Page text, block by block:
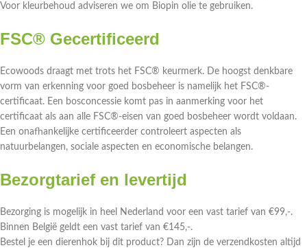
Voor kleurbehoud adviseren we om Biopin olie te gebruiken.
FSC® Gecertificeerd
Ecowoods draagt met trots het FSC® keurmerk. De hoogst denkbare
vorm van erkenning voor goed bosbeheer is namelijk het FSC®-
certificaat. Een bosconcessie komt pas in aanmerking voor het
certificaat als aan alle FSC®-eisen van goed bosbeheer wordt voldaan.
Een onafhankelijke certificeerder controleert aspecten als
natuurbelangen, sociale aspecten en economische belangen.
Bezorgtarief en levertijd
Bezorging is mogelijk in heel Nederland voor een vast tarief van €99,-.
Binnen België geldt een vast tarief van €145,-.
Bestel je een dierenhok bij dit product? Dan zijn de verzendkosten altijd